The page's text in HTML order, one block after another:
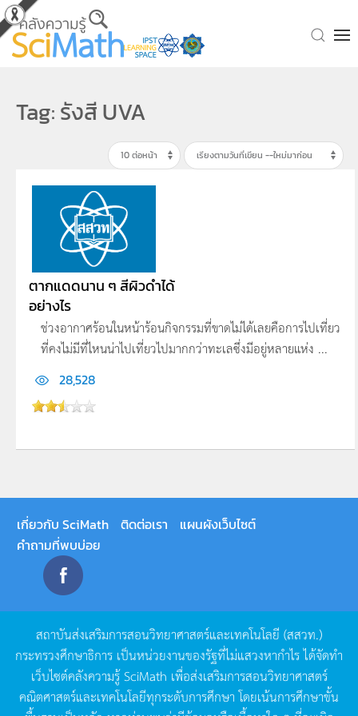
Skip to main content
Tag: รังสี UVA
ตากแดดนาน ๆ สีผิวดำได้
อย่างไร
ช่วงอากาศร้อนในหน้าร้อนกิจกรรมที่ขาดไม่ได้เลยคือการไปเที่ยว
ที่คงไม่มีที่ไหนน่าไปเที่ยวไปมากกว่าทะเลซึ่งมีอยู่หลายแห่ง ...
28,528
เกี่ยวกับ SciMath ติดต่อเรา
แผนผังเว็บไซต์
คำถามที่พบบ่อย
สถาบันส่งเสริมการสอนวิทยาศาสตร์และเทคโนโลยี (สสวท.)
กระทรวงศึกษาธิการ เป็นหน่วยงานของรัฐที่ไม่แสวงหากำไรได้จัดทำ
เว็บไซต์คลังความรู้SciMath เพื่อส่งเสริมการสอนวิทยาศาสตร์
คณิตศาสตร์และเทคโนโลยีทุกระดับการศึกษา โดยเน้นการศึกษาขั้น